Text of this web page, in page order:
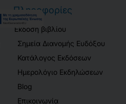
Πληροφορίες
Έκδοση βιβλίου
Σημεία Διανομής Ευδόξου
Κατάλογος Εκδόσεων
Ημερολόγιο Εκδηλώσεων
Blog
Επικοινωνία